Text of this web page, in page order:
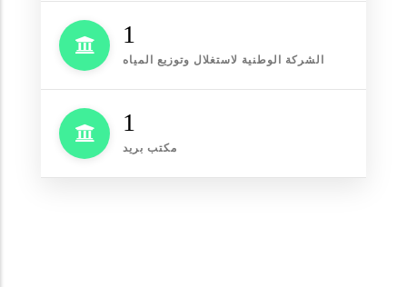
1
الشركة الوطنية لاستغلال وتوزيع المياه
1
مكتب بريد